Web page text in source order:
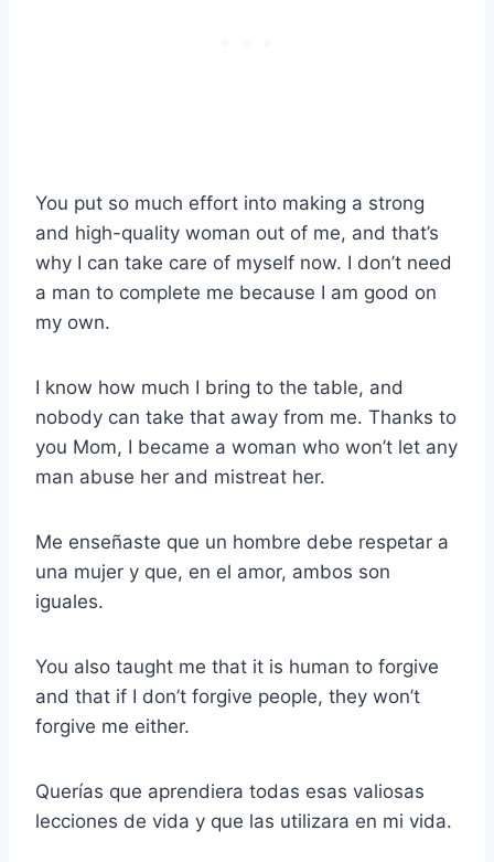
You put so much effort into making a strong
and high-quality woman out of me, and that’s
why I can take care of myself now. I don’t need
a man to complete me because I am good on
my own.
I know how much I bring to the table, and
nobody can take that away from me. Thanks to
you Mom, I became a woman who won’t let any
man abuse her and mistreat her.
Me enseñaste que un hombre debe respetar a
una mujer y que, en el amor, ambos son
iguales.
You also taught me that it is human to forgive
and that if I don’t forgive people, they won’t
forgive me either.
Querías que aprendiera todas esas valiosas
lecciones de vida y que las utilizara en mi vida.